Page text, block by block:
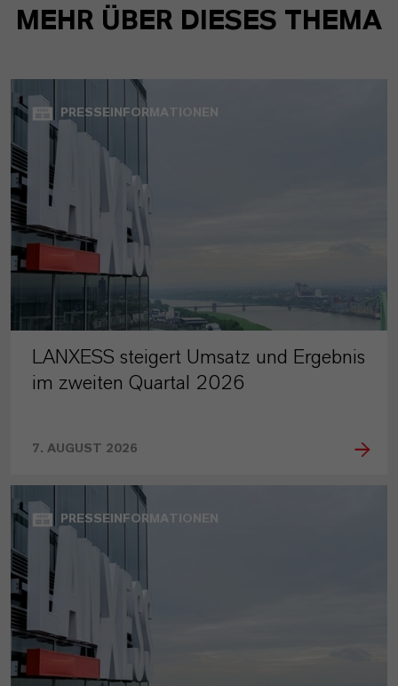
MEHR ÜBER DIESES THEMA
PRESSEINFORMATIONEN
LANXESS steigert Umsatz und Ergebnis
im zweiten Quartal 2026
7. AUGUST 2026
PRESSEINFORMATIONEN